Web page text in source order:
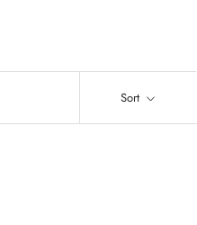
Sort